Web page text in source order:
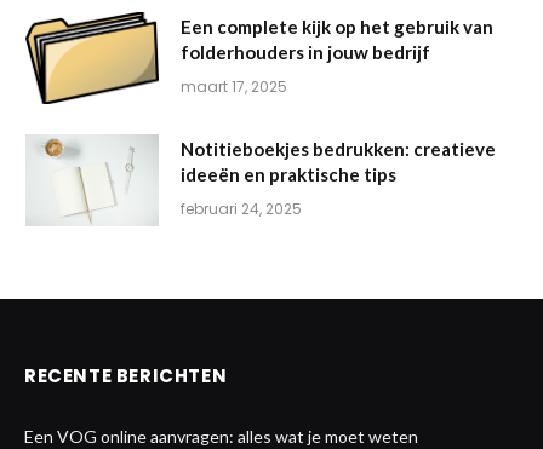
Een complete kijk op het gebruik van
folderhouders in jouw bedrijf
maart 17, 2025
Notitieboekjes bedrukken: creatieve
ideeën en praktische tips
februari 24, 2025
RECENTE BERICHTEN
Een VOG online aanvragen: alles wat je moet weten